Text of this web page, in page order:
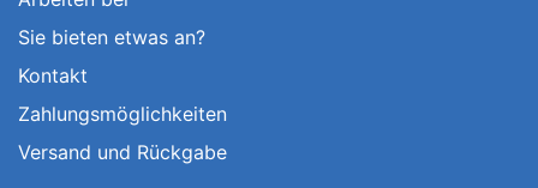
Sie bieten etwas an?
Kontakt
Zahlungsmöglichkeiten
Versand und Rückgabe